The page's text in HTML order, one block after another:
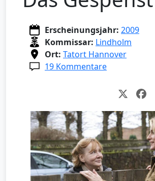
Erscheinungsjahr: 2009
Kommissar: Lindholm
Ort: Tatort Hannover
19 Kommentare